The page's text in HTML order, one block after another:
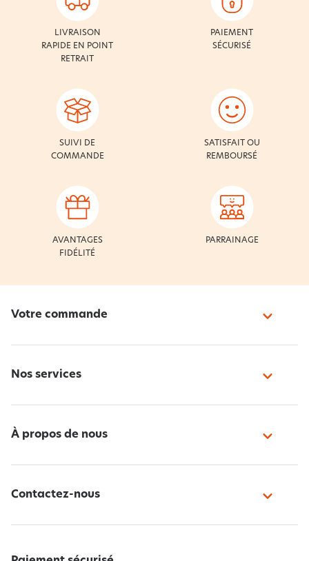
LIVRAISON
RAPIDE EN POINT
RETRAIT
PAIEMENT
SÉCURISÉ
SUIVI DE
COMMANDE
SATISFAIT OU
REMBOURSÉ
AVANTAGES
FIDÉLITÉ
PARRAINAGE
Votre commande
Nos services
À propos de nous
Contactez-nous